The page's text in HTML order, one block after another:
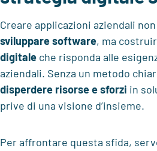
Creare applicazioni aziendali
sviluppare software, ma
digitale che risponda alle
aziendali. Senza un metodo
disperdere risorse e sforzi in
prive di una visione d’insieme.
Per affrontare questa sfida,